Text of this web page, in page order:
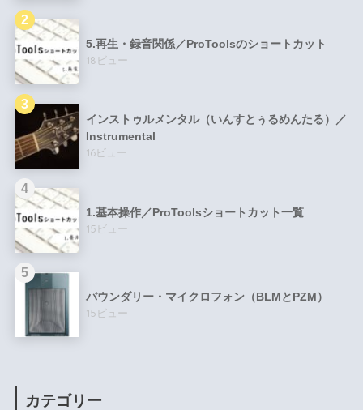
5.再生・録音関係／ProToolsのショートカット
18ビュー
インストゥルメンタル（いんすとぅるめんたる）／
Instrumental
16ビュー
1.基本操作／ProToolsショートカット一覧
15ビュー
バウンダリー・マイクロフォン（BLMとPZM）
15ビュー
カテゴリー